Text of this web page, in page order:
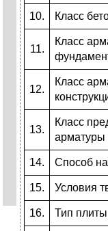
10. Класс
11.
Класс
12.
Класс
13.
Класс
арматуры
14. Способ
15. Условия
16. Тип